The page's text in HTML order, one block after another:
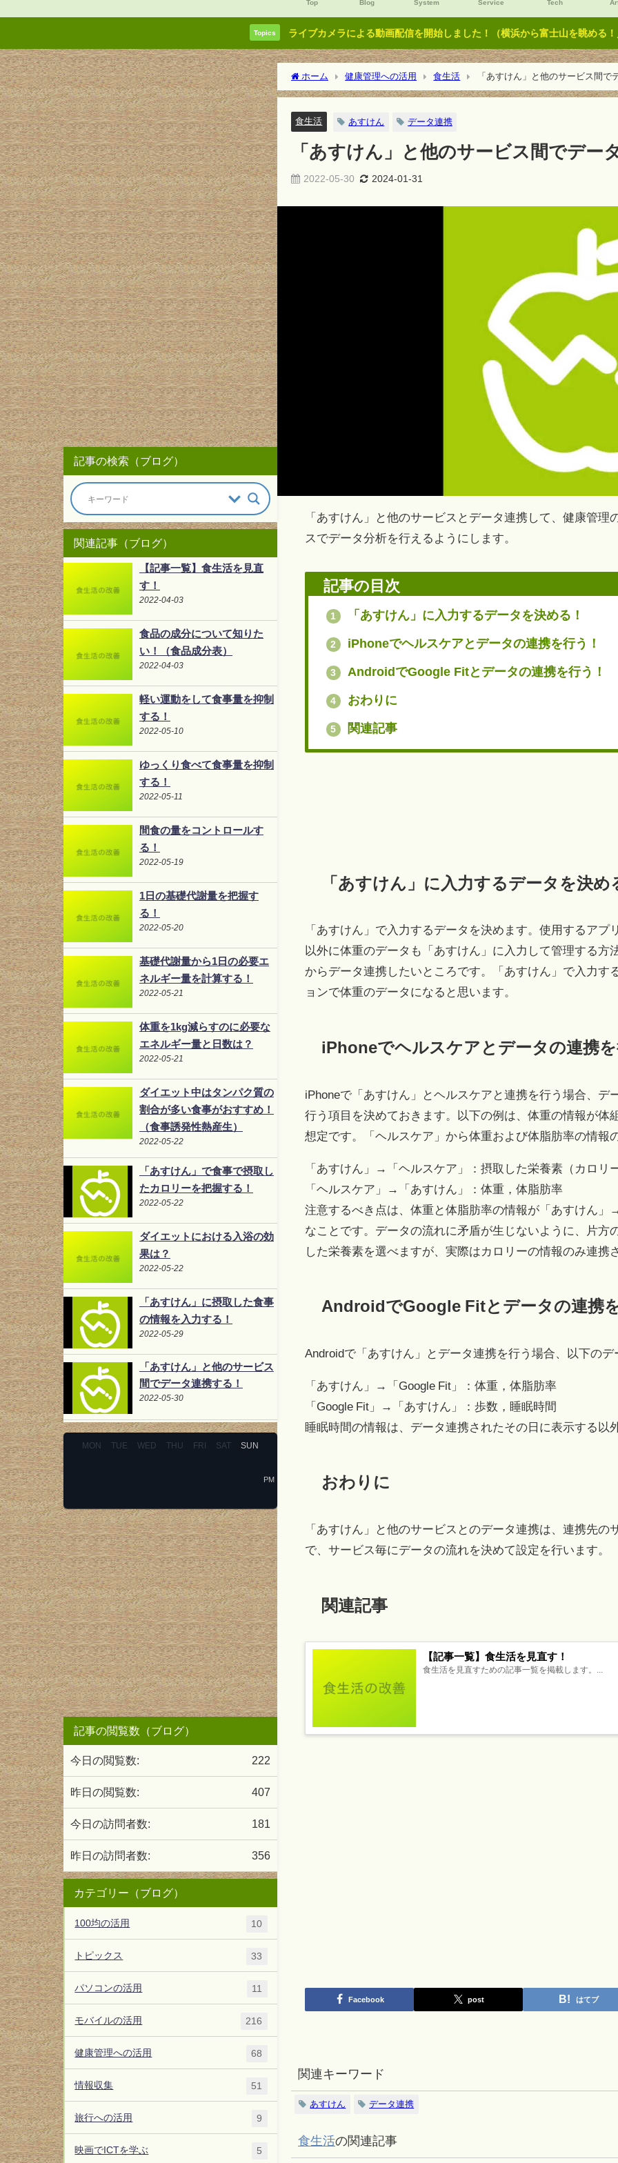
Top Blog System Service Tech
Topics ライブカメラによる動画配信を開始しました！（横浜から富士山を眺める
ホーム 健康管理への活用 食生活 「あすけん」と他のサービス間で
食生活 あすけん データ連携
「あすけん」と他のサービス間でデー
2022-05-30 2024-01-31
「あすけん」と他のサービスとデータ連携して、健康管
スでデータ分析を行えるようにします。
記事の目次
1 「あすけん」に入力するデータを決める！
2 iPhoneでヘルスケアとデータの連携を行う！
3 AndroidでGoogle Fitとデータの連携を行う！
4 おわりに
5 関連記事
「あすけん」に入力するデータを決め
「あすけん」で入力するデータを決めます。使用するア
以外に体重のデータも「あすけん」に入力して管理する
からデータ連携したいところです。「あすけん」で入力す
ョンで体重のデータになると思います。
iPhoneでヘルスケアとデータの連携
iPhoneで「あすけん」とヘルスケアと連携を行う場合、
行う項目を決めておきます。以下の例は、体重の情報が体
想定です。「ヘルスケア」から体重および体脂肪率の情報
「あすけん」→「ヘルスケア」：摂取した栄養素（カロリ
「ヘルスケア」→「あすけん」：体重，体脂肪率
注意するべき点は、体重と体脂肪率の情報が「あすけん
なことです。データの流れに矛盾が生じないように、片方
した栄養素を選べますが、実際はカロリーの情報のみ連携
AndroidでGoogle Fitとデータの連携
Androidで「あすけん」とデータ連携を行う場合、以下の
「あすけん」→「Google Fit」：体重，体脂肪率
「Google Fit」→「あすけん」：歩数，睡眠時間
睡眠時間の情報は、データ連携されたその日に表示する以
おわりに
「あすけん」と他のサービスとのデータ連携は、連携先
で、サービス毎にデータの流れを決めて設定を行います。
関連記事
【記事一覧】食生活を見直す！
食生活を見直すための記事一覧を掲載します。...
Facebook post はてブ
関連キーワード
あすけん データ連携
食生活の関連記事
記事の検索（ブログ）
関連記事（ブログ）
【記事一覧】食生活を見直
す！
2022-04-03
食品の成分について知りた
い！（食品成分表）
2022-04-03
軽い運動をして食事量を抑制
する！
2022-05-10
ゆっくり食べて食事量を抑制
する！
2022-05-11
間食の量をコントロールす
る！
2022-05-19
1日の基礎代謝量を把握す
る！
2022-05-20
基礎代謝量から1日の必要エ
ネルギー量を計算する！
2022-05-21
体重を1kg減らすのに必要な
エネルギー量と日数は？
2022-05-21
ダイエット中はタンパク質の
割合が多い食事がおすすめ！
（食事誘発性熱産生）
2022-05-22
「あすけん」で食事で摂取し
たカロリーを把握する！
2022-05-22
ダイエットにおける入浴の効
果は？
2022-05-22
「あすけん」に摂取した食事
の情報を入力する！
2022-05-29
「あすけん」と他のサービス
間でデータ連携する！
2022-05-30
MON TUE WED THU FRI SAT SUN
PM
記事の閲覧数（ブログ）
222
今日の閲覧数:
407
昨日の閲覧数:
181
今日の訪問者数:
356
昨日の訪問者数:
カテゴリー（ブログ）
100均の活用 10
トピックス 33
パソコンの活用 11
モバイルの活用 216
健康管理への活用 68
情報収集 51
旅行への活用 9
映画でICTを学ぶ 5